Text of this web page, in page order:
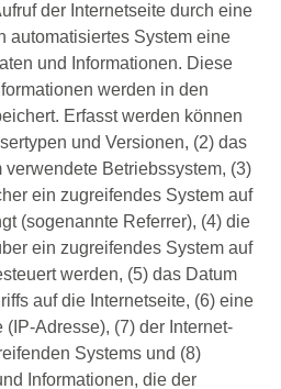
der Internetseite durch eine
automatisiertes System eine
und Informationen. Diese
werden in den
Erfasst werden können
und Versionen, (2) das
Betriebssystem, (3)
ein zugreifendes System auf
(sogenannte Referrer), (4) die
ein zugreifendes System auf
werden, (5) das Datum
auf die Internetseite, (6) eine
(IP-Adresse), (7) der Internet-
Systems und (8)
Informationen, die der